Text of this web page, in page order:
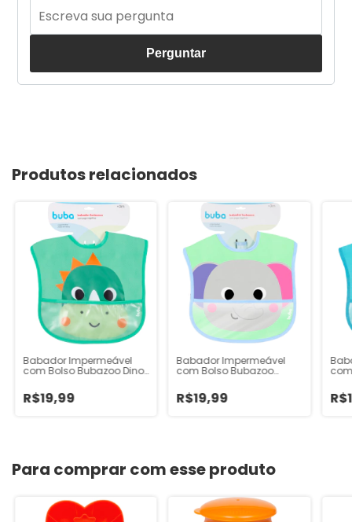
Perguntar
Produtos relacionados
Babador Impermeável
com Bolso Bubazoo Dino
R$19,99
Babador Impermeável
com Bolso Bubazoo
R$19,99
Para comprar com esse produto